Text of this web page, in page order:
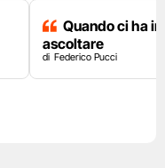
Quando ci ha
ascoltare
Federico Pucci